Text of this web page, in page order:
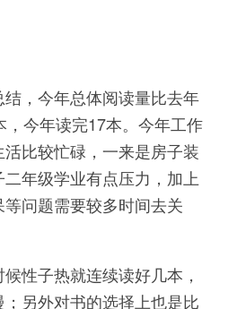
，今年总体阅读量比去年
今年读完17本。今年工作
比较忙碌，一来是房子装
年级学业有点压力，加上
问题需要较多时间去关
性子热就连续读好几本，
另外对书的选择上也是比